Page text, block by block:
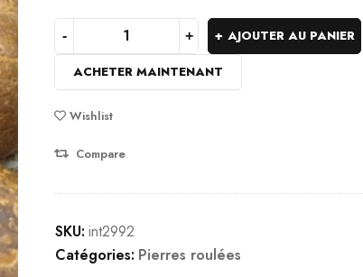
AJOUTER AU PANIER
ACHETER MAINTENANT
Wishlist
Compare
SKU: int2992
Catégories: Pierres roulées